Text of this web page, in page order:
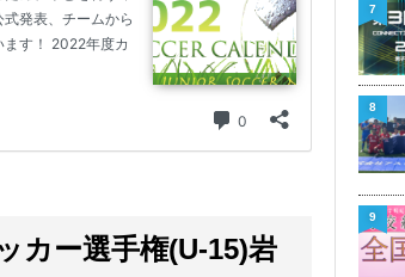
カー選手権(U-15)岩
7
8
9